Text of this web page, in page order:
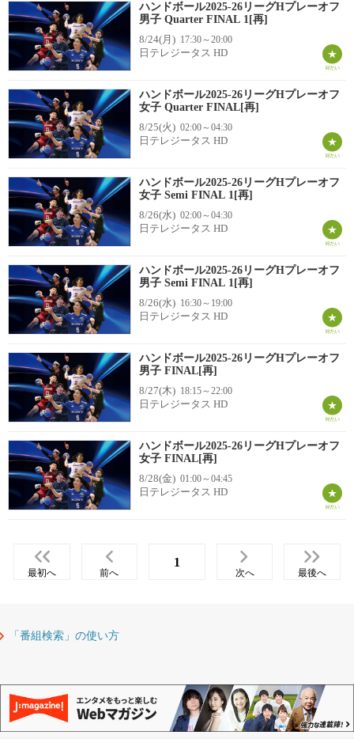
ハンドボール2025-26リーグHプレーオフ
男子 Quarter FINAL 1[再]
8/24(月) 17:30～20:00
日テレジータス HD
ハンドボール2025-26リーグHプレーオフ
女子 Quarter FINAL[再]
8/25(火) 02:00～04:30
日テレジータス HD
ハンドボール2025-26リーグHプレーオフ
女子 Semi FINAL 1[再]
8/26(水) 02:00～04:30
日テレジータス HD
ハンドボール2025-26リーグHプレーオフ
男子 Semi FINAL 1[再]
8/26(水) 16:30～19:00
日テレジータス HD
ハンドボール2025-26リーグHプレーオフ
男子 FINAL[再]
8/27(木) 18:15～22:00
日テレジータス HD
ハンドボール2025-26リーグHプレーオフ
女子 FINAL[再]
8/28(金) 01:00～04:45
日テレジータス HD
最初へ 前へ
1
次へ 最後へ
「番組検索」の使い方